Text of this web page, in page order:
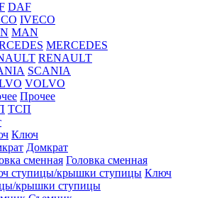
DAF
IVECO
MAN
MERCEDES
RENAULT
SCANIA
VOLVO
Прочее
ТСП
Ключ
Домкрат
Головка сменная
Ключ
крышки ступицы